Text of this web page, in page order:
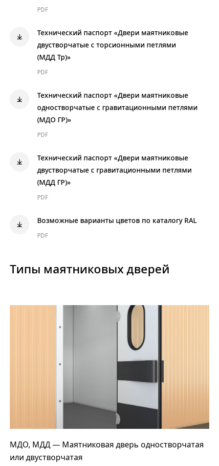
PDF
Технический паспорт «Двери маятниковые
двустворчатые с торсионными петлями
(МДД Тр)»
PDF
Технический паспорт «Двери маятниковые
одностворчатые с гравитационными петлями
(МДО ГР)»
PDF
Технический паспорт «Двери маятниковые
двустворчатые с гравитационными петлями
(МДД ГР)»
PDF
Возможные варианты цветов по каталогу RAL
PDF
Типы маятниковых дверей
МДО, МДД — Маятниковая дверь одностворчатая
или двустворчатая